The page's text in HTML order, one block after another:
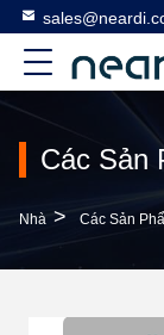
Các Sản
Nhà > Các Sản